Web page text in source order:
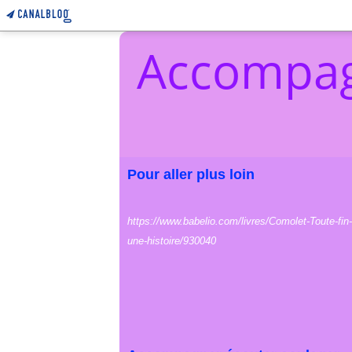
Pour aller plus loin
https://www.babelio.com/livres/Comolet-Toute-
une-histoire/930040